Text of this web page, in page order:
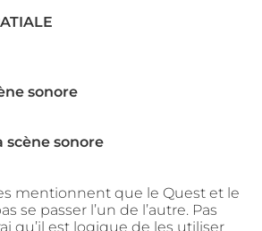
sonore
scène sonore
mentionnent que le Quest et le
se passer l’un de l’autre. Pas
qu’il est logique de les utiliser